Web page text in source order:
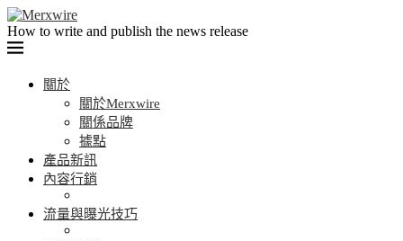
How to write and publish the news release
關於
關於Merxwire
關係品牌
據點
產品新訊
內容行銷
流量與曝光技巧